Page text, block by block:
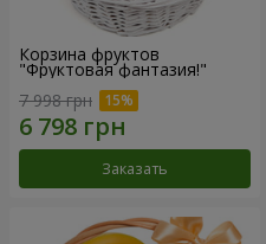
Корзина фруктов
"Фруктовая фантазия!"
7 998 грн
Заказать